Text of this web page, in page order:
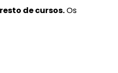
de cursos.Os